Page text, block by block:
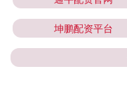
坤鹏配资平台